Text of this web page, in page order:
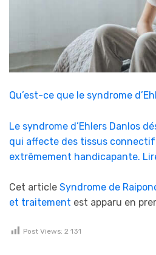
Qu’est-ce que le syndrome
Le syndrome d’Ehlers Danlos
qui affecte des tissus
extrêmement handicapante.
Cet article Syndrome de
et traitement est apparu en
Post Views: 2 131